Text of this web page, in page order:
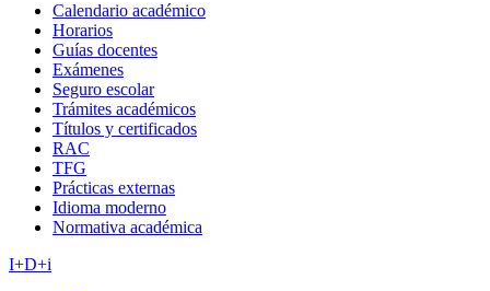
Calendario académico
Horarios
Guías docentes
Exámenes
Seguro escolar
Trámites académicos
Títulos y certificados
RAC
TFG
Prácticas externas
Idioma moderno
Normativa académica
I+D+i